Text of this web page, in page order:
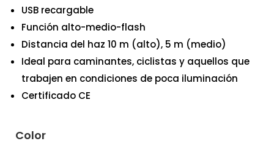
USB recargable
Función alto-medio-flash
Distancia del haz 10 m (alto), 5 m (medio)
Ideal para caminantes, ciclistas y aquellos que
trabajen en condiciones de poca iluminación
Certificado CE
Color